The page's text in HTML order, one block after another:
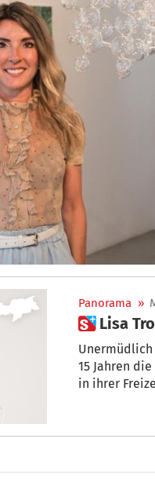
Panorama »
 Lisa
Unermüdlich und voller Fantasie
15 Jahren
in ihrer